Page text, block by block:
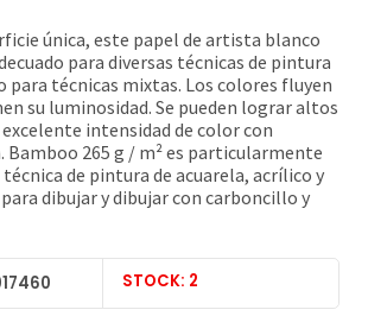
única, este papel de artista blanco
para diversas técnicas de pintura
para técnicas mixtas. Los colores fluyen
su luminosidad. Se pueden lograr altos
intensidad de color con
Bamboo 265 g / m² es particularmente
de pintura de acuarela, acrílico y
dibujar y dibujar con carboncillo y
STOCK: 2